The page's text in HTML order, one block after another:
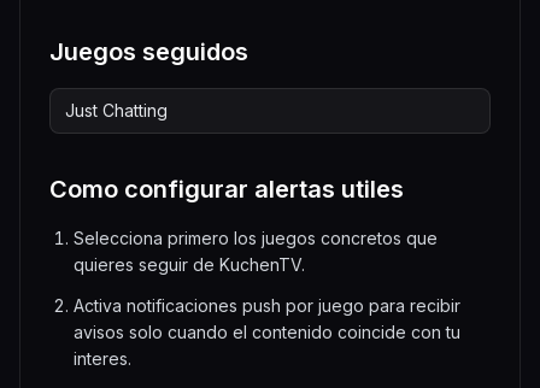
Juegos seguidos
Just Chatting
Como configurar alertas utiles
Selecciona primero los juegos concretos que
quieres seguir de KuchenTV.
Activa notificaciones push por juego para recibir
avisos solo cuando el contenido coincide con tu
interes.